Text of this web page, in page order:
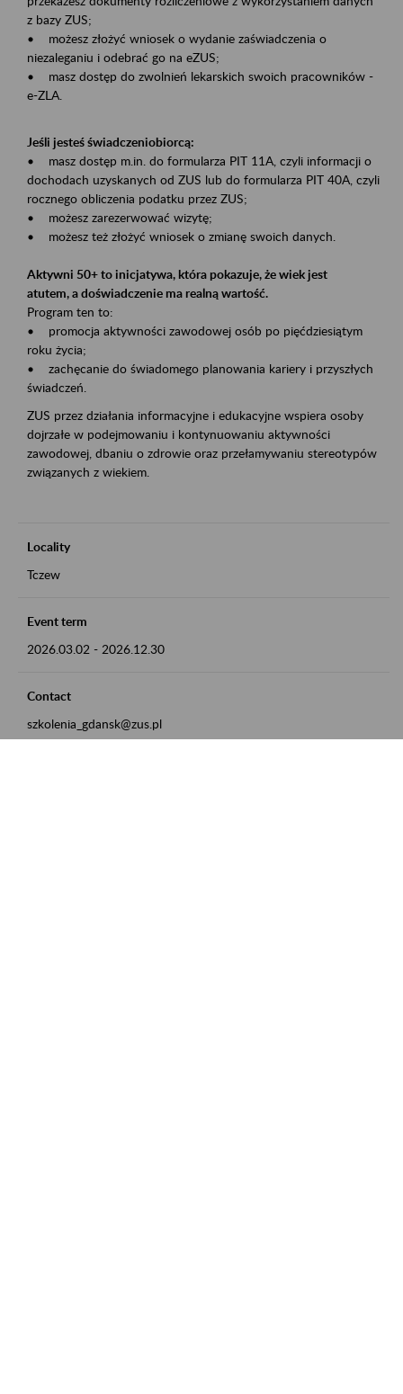
z bazy ZUS;
• możesz złożyć wniosek o wydanie zaświadczenia o
niezaleganiu i odebrać go na eZUS;
• masz dostęp do zwolnień lekarskich swoich pracowników -
e-ZLA.
Jeśli jesteś świadczeniobiorcą:
• masz dostęp m.in. do formularza PIT 11A, czyli informacji o
dochodach uzyskanych od ZUS lub do formularza PIT 40A, czyli
rocznego obliczenia podatku przez ZUS;
• możesz zarezerwować wizytę;
• możesz też złożyć wniosek o zmianę swoich danych.
Aktywni 50+ to inicjatywa, która pokazuje, że wiek jest
atutem, a doświadczenie ma realną wartość.
Program ten to:
• promocja aktywności zawodowej osób po pięćdziesiątym
roku życia;
• zachęcanie do świadomego planowania kariery i przyszłych
świadczeń.
ZUS przez działania informacyjne i edukacyjne wspiera osoby
dojrzałe w podejmowaniu i kontynuowaniu aktywności
zawodowej, dbaniu o zdrowie oraz przełamywaniu stereotypów
związanych z wiekiem.
Locality
Tczew
Event term
2026.03.02 - 2026.12.30
Contact
szkolenia_gdansk@zus.pl